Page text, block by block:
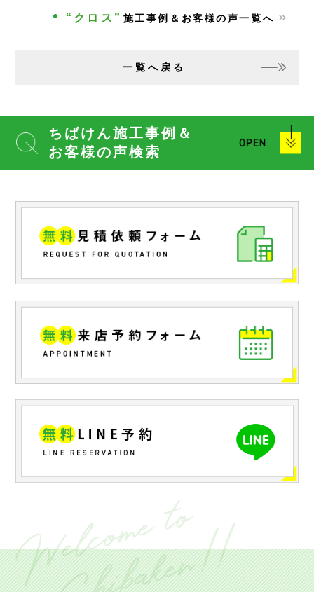
“クロス” 施工事例＆お客様の声一覧へ
一覧へ戻る
ちばけん施工事例＆
お客様の声検索